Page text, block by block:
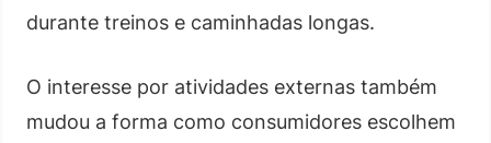
durante treinos e caminhadas longas.
O interesse por atividades externas também
mudou a forma como consumidores escolhem